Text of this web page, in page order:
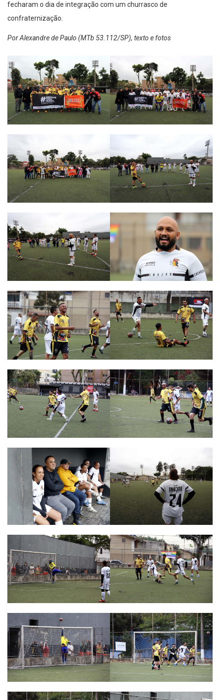
fecharam o dia de integração com um churrasco de
confraternização.
Por Alexandre de Paulo (MTb 53.112/SP), texto e fotos